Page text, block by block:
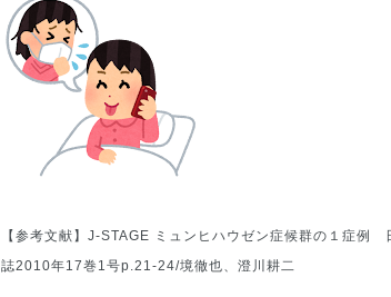
【参考文献】J-STAGE ミュンヒハウゼン症候群の１症例
誌2010年17巻1号p.21-24/境徹也、澄川耕二